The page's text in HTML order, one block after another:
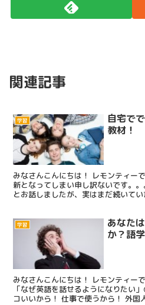
関連記事
学習
自宅で
教材！
みなさんこんにちは！ レモンティー
新となってしまい申し訳ないです。
とお話しましたが、実はまだ続いてい
学習
あなた
か？語
みなさんこんにちは！ レモンティー
「なぜ英語を話せるようになりたい
コいいから！ 仕事で使うから！ 外国